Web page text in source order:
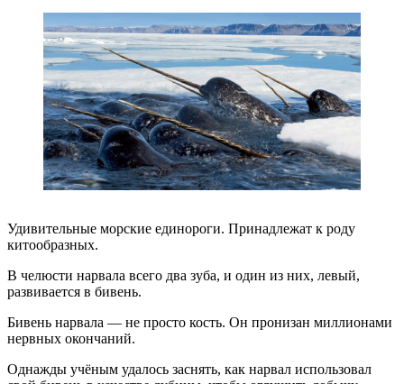
Удивительные морские единороги. Принадлежат к роду
китообразных.
В челюсти нарвала всего два зуба, и один из них, левый,
развивается в бивень.
Бивень нарвала — не просто кость. Он пронизан миллионами
нервных окончаний.
Однажды учёным удалось заснять, как нарвал использовал